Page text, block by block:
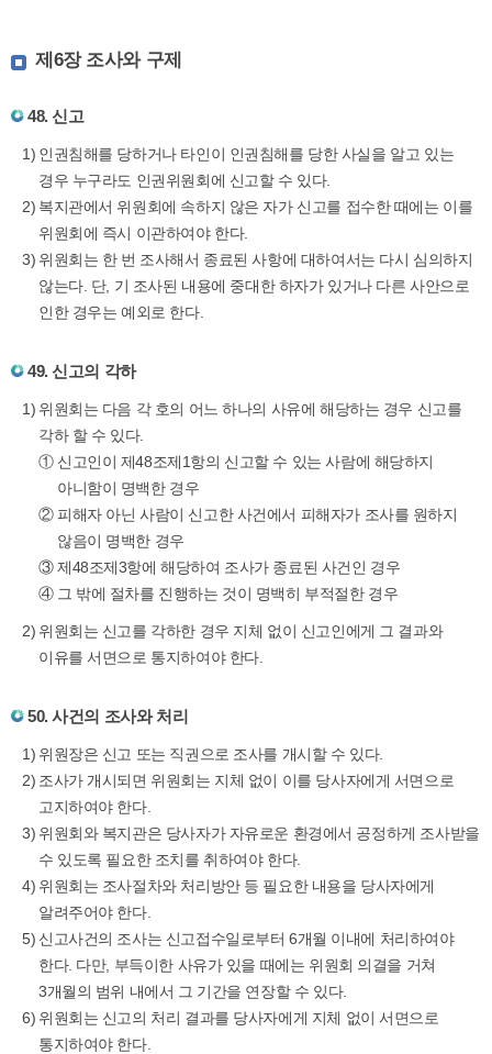
제6장 조사와 구제
48. 신고
인권침해를 당하거나 타인이 인권침해를 당한 사실을 알고 있는
경우 누구라도 인권위원회에 신고할 수 있다.
복지관에서 위원회에 속하지 않은 자가 신고를 접수한 때에는 이를
위원회에 즉시 이관하여야 한다.
위원회는 한 번 조사해서 종료된 사항에 대하여서는 다시 심의하지
않는다. 단, 기 조사된 내용에 중대한 하자가 있거나 다른 사안으로
인한 경우는 예외로 한다.
49. 신고의 각하
위원회는 다음 각 호의 어느 하나의 사유에 해당하는 경우 신고를
각하 할 수 있다.
① 신고인이 제48조제1항의 신고할 수 있는 사람에 해당하지
아니함이 명백한 경우
② 피해자 아닌 사람이 신고한 사건에서 피해자가 조사를 원하지
않음이 명백한 경우
③ 제48조제3항에 해당하여 조사가 종료된 사건인 경우
④ 그 밖에 절차를 진행하는 것이 명백히 부적절한 경우
위원회는 신고를 각하한 경우 지체 없이 신고인에게 그 결과와
이유를 서면으로 통지하여야 한다.
50. 사건의 조사와 처리
위원장은 신고 또는 직권으로 조사를 개시할 수 있다.
조사가 개시되면 위원회는 지체 없이 이를 당사자에게 서면으로
고지하여야 한다.
위원회와 복지관은 당사자가 자유로운 환경에서 공정하게 조사받을
수 있도록 필요한 조치를 취하여야 한다.
위원회는 조사절차와 처리방안 등 필요한 내용을 당사자에게
알려주어야 한다.
신고사건의 조사는 신고접수일로부터 6개월 이내에 처리하여야
한다. 다만, 부득이한 사유가 있을 때에는 위원회 의결을 거쳐
3개월의 범위 내에서 그 기간을 연장할 수 있다.
위원회는 신고의 처리 결과를 당사자에게 지체 없이 서면으로
통지하여야 한다.